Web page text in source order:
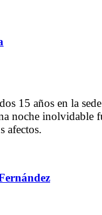
15 años en la sede
noche inolvidable
afectos.